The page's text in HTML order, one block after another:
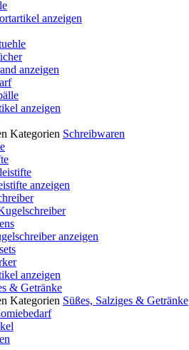
anzeigen
anzeigen
anzeigen
Kategorien Schreibwaren
anzeigen
anzeigen
anzeigen
& Getränke
Kategorien Süßes, Salziges & Getränke